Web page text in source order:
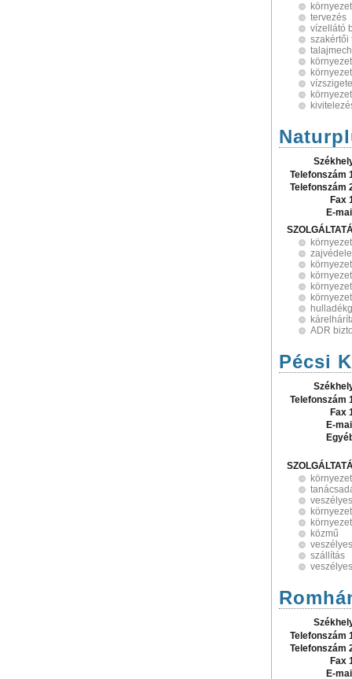
tervezés
vízellátó
szakértői
Telefonszám
Telefonszám
Fax
E-
ADR
Pécsi
Telefonszám
Fax
E-
közmű
szállítás
Telefonszám
Telefonszám
Fax
E-